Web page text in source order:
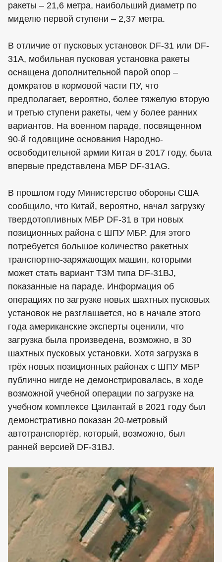
ракеты – 21,6 метра, наибольший диаметр по
миделю первой ступени – 2,37 метра.
В отличие от пусковых установок DF-31 или DF-
31A, мобильная пусковая установка ракеты
оснащена дополнительной парой опор –
домкратов в кормовой части ПУ, что
предполагает, вероятно, более тяжелую вторую
и третью ступени ракеты, чем у более ранних
вариантов. На военном параде, посвященном
90-й годовщине основания Народно-
освободительной армии Китая в 2017 году, была
впервые представлена МБР DF-31AG.
В прошлом году Министерство обороны США
сообщило, что Китай, вероятно, начал загрузку
твердотопливных МБР DF-31 в три новых
позиционных района с ШПУ МБР. Для этого
потребуется большое количество ракетных
транспортно-заряжающих машин, которыми
может стать вариант ТЗМ типа DF-31BJ,
показанные на параде. Информация об
операциях по загрузке новых шахтных пусковых
установок не разглашается, но в начале этого
года американские эксперты оценили, что
загрузка была произведена, возможно, в 30
шахтных пусковых установки. Хотя загрузка в
трёх новых позиционных районах с ШПУ МБР
публично нигде не демонстрировалась, в ходе
возможной учебной операции по загрузке на
учебном комплексе Цзилантай в 2021 году был
демонстративно показан 20-метровый
автотранспортёр, который, возможно, был
ранней версией DF-31BJ.